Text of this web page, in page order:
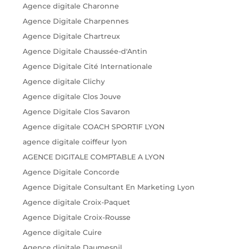
Agence digitale Charonne
Agence Digitale Charpennes
Agence Digitale Chartreux
Agence Digitale Chaussée-d'Antin
Agence Digitale Cité Internationale
Agence digitale Clichy
Agence digitale Clos Jouve
Agence Digitale Clos Savaron
Agence digitale COACH SPORTIF LYON
agence digitale coiffeur lyon
AGENCE DIGITALE COMPTABLE A LYON
Agence Digitale Concorde
Agence Digitale Consultant En Marketing Lyon
Agence digitale Croix-Paquet
Agence Digitale Croix-Rousse
Agence digitale Cuire